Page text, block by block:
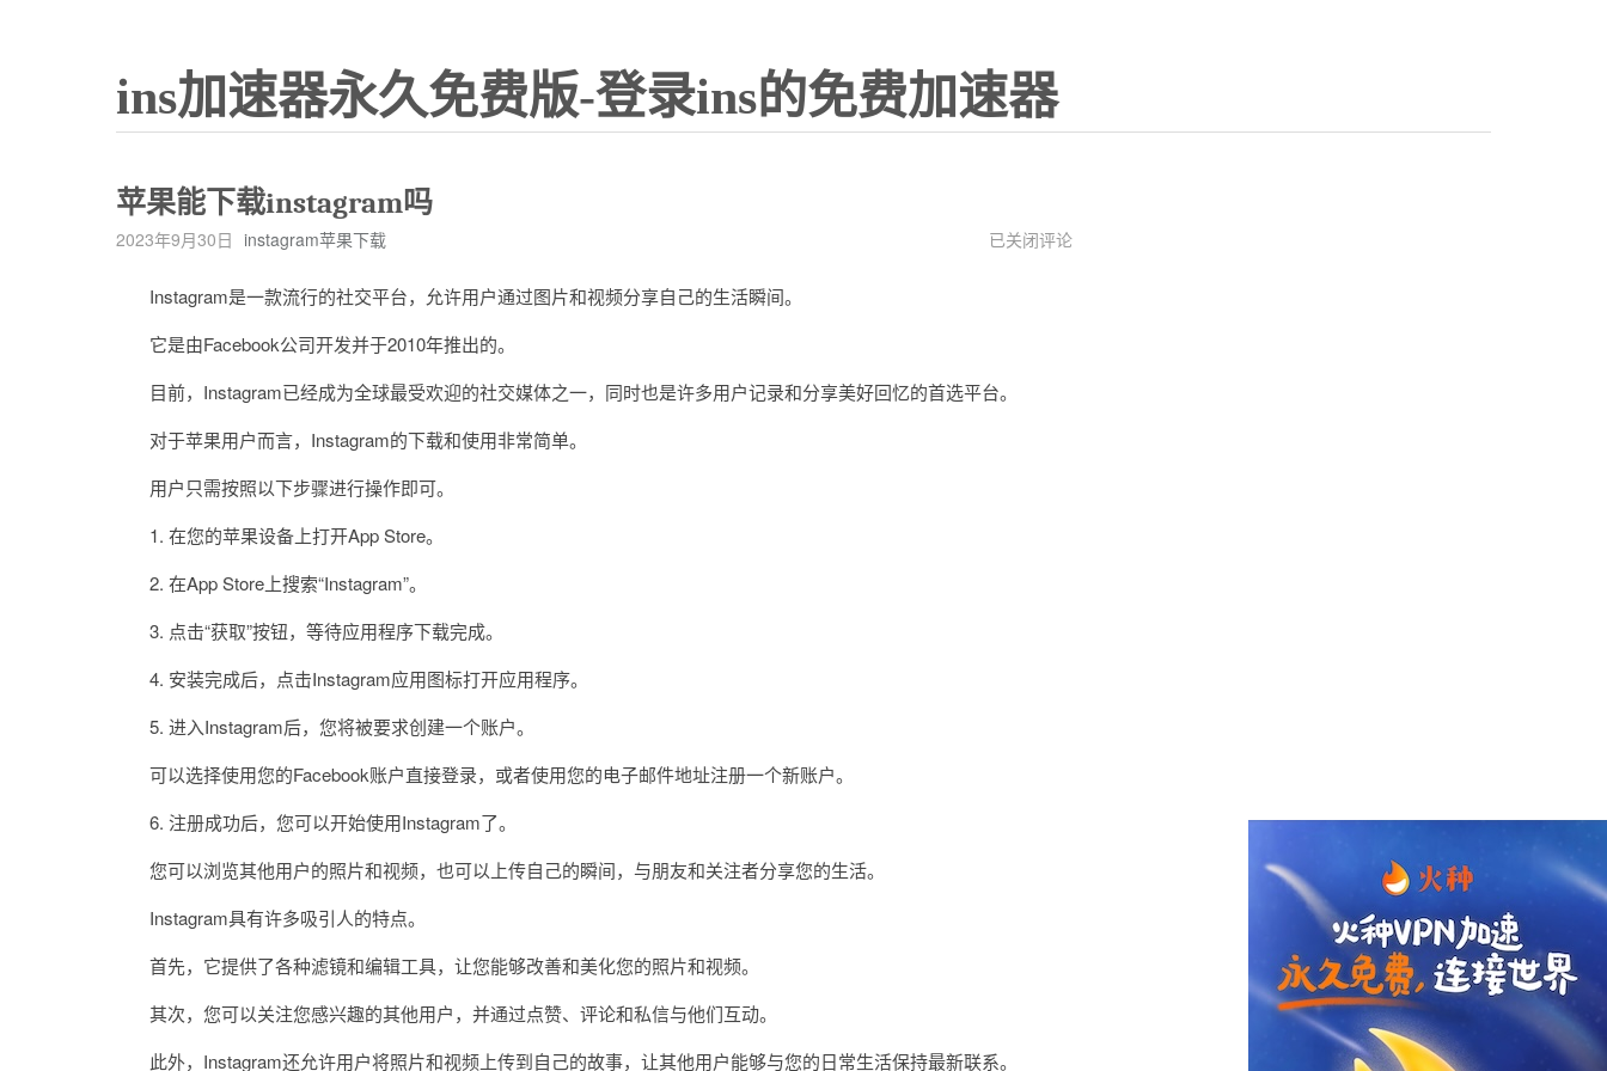
ins加速器永久免费版-登录ins的免费加速器
苹果能下载instagram吗
2023年9月30日 instagram苹果下载
苹
已关闭评论
Instagram是一款流行的社交平台，允许用户通过图片和视频分享自己的生活瞬间。
它是由Facebook公司开发并于2010年推出的。
目前，Instagram已经成为全球最受欢迎的社交媒体之一，同时也是许多用户记录和分享美好回忆的首选平台。
对于苹果用户而言，Instagram的下载和使用非常简单。
用户只需按照以下步骤进行操作即可。
1. 在您的苹果设备上打开App Store。
2. 在App Store上搜索“Instagram”。
3. 点击“获取”按钮，等待应用程序下载完成。
4. 安装完成后，点击Instagram应用图标打开应用程序。
5. 进入Instagram后，您将被要求创建一个账户。
可以选择使用您的Facebook账户直接登录，或者使用您的电子邮件地址注册一个新账户。
6. 注册成功后，您可以开始使用Instagram了。
您可以浏览其他用户的照片和视频，也可以上传自己的瞬间，与朋友和关注者分享您的生活。
Instagram具有许多吸引人的特点。
首先，它提供了各种滤镜和编辑工具，让您能够改善和美化您的照片和视频。
其次，您可以关注您感兴趣的其他用户，并通过点赞、评论和私信与他们互动。
此外，Instagram还允许用户将照片和视频上传到自己的故事，让其他用户能够与您的日常生活保持最新联系。